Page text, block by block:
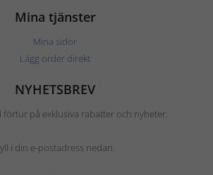
Mina tjänster
Mina sidor
Lägg order direkt
NYHETSBREV
förtur på exklusiva rabatter och nyheter.
i din e-postadress nedan.